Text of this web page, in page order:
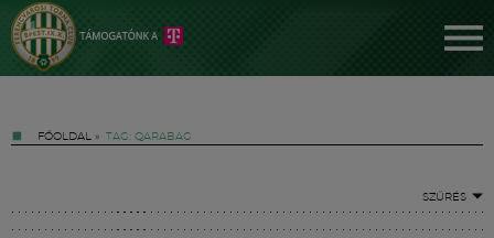
FŐOLDAL » TAG: QARABAG
SZŰRÉS